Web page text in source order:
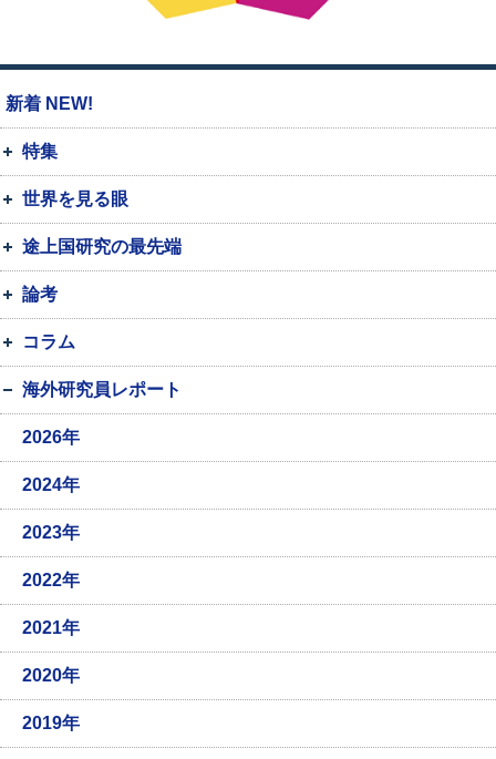
新着 NEW!
特集
世界を見る眼
途上国研究の最先端
論考
コラム
海外研究員レポート
2026年
2024年
2023年
2022年
2021年
2020年
2019年